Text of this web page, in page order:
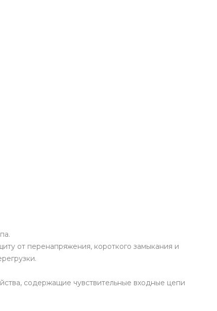
от перенапряжения, короткого замыкания и
содержащие чувствительные входные цепи